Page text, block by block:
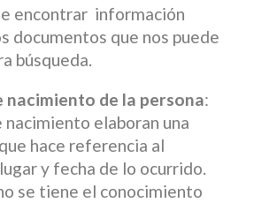
encontrar información
documentos que nos puede
búsqueda.
de la persona:
nacimiento elaboran una
hace referencia al
y fecha de lo ocurrido.
se tiene el conocimiento